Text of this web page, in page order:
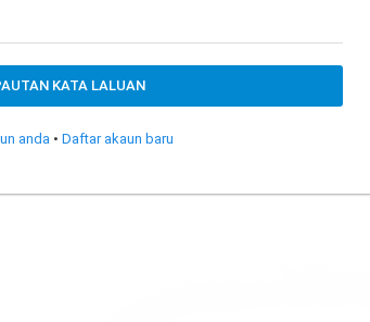
KATA LALUAN
anda• Daftar akaun baru